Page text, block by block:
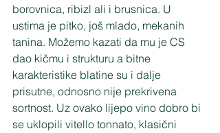
borovnica, ribizl ali i brusnica. U
ustima je pitko, još mlado, mekanih
tanina. Možemo kazati da mu je CS
dao kičmu i strukturu a bitne
karakteristike blatine su i dalje
prisutne, odnosno nije prekrivena
sortnost. Uz ovako lijepo vino dobro bi
se uklopili vitello tonnato, klasični